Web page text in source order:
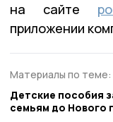
на сайте
приложении
Материалы по теме:
Детские пособия
семьям до Нового